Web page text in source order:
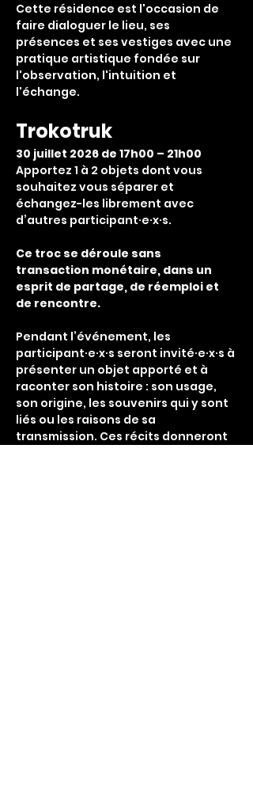
Cette résidence est l'occasion de
faire dialoguer le lieu, ses
présences et ses vestiges avec une
pratique artistique fondée sur
l'observation, l'intuition et
l'échange.
Trokotruk
30 juillet 2026 de 17h00 – 21h00
Apportez 1 à 2 objets dont vous
souhaitez vous séparer et
échangez-les librement avec
d’autres participant·e·x·s.
Ce troc se déroule sans
transaction monétaire, dans un
esprit de partage, de réemploi et
de rencontre.
Pendant l’événement, les
participant·e·x·s seront invité·e·x·s à
présenter un objet apporté et à
raconter son histoire : son usage,
son origine, les souvenirs qui y sont
liés ou les raisons de sa
transmission. Ces récits donneront